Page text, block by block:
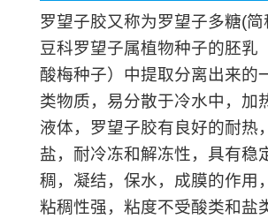
罗望子胶又称为罗望子多糖(
豆科罗望子属植物种子的胚乳
酸梅种子）中提取分离出来的
类物质，易分散于冷水中，加
液体，罗望子胶有良好的耐热
盐，耐冷冻和解冻性，具有稳
稠，凝结，保水，成膜的作用
粘稠性强，粘度不受酸类和盐